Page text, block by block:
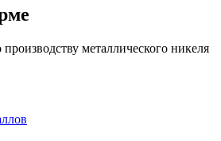
металлического никеля